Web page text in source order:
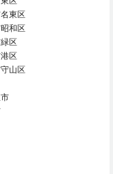
東区
和区
区
区
山区